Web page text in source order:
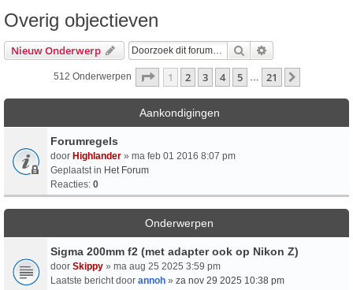
Overig objectieven
Nieuw Onderwerp Zoek
512 Onderwerpen Pagina Van21
1 2 3 4 5 21
Aankondigingen
Forumregels
door Highlander » ma feb 01 2016 8:07 pm
Geplaatst in Het Forum
Reacties: 0
Onderwerpen
Sigma 200mm f2 (met adapter ook op Nikon Z)
door Skippy » ma aug 25 2025 3:59 pm
Laatste bericht door annoh » za nov 29 2025 10:38 pm